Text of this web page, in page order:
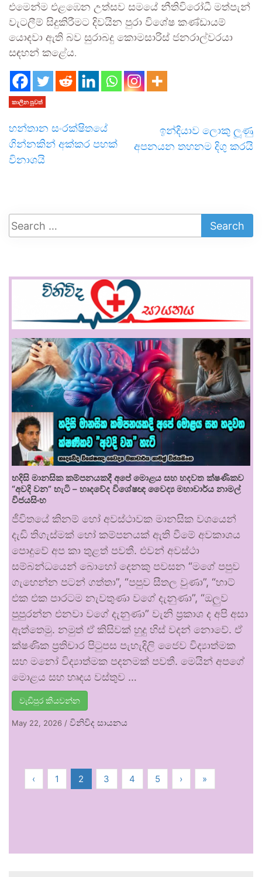
එමෙන්ම එළඹෙන උත්සව සමයේ නීතිවිරෝධී මත්පැන්
වැටලීම් සිදුකිරීමට දිවයින පුරා විශේෂ කණ්ඩායම්
යොදවා ඇති බව සුරාබදු කොමසාරිස් ජනරාල්වරයා
සඳහන් කළේය.
කාලීන පුවත්
හන්තාන සංරක්ෂිතයේ
ගින්නකින් අක්කර පහක්
විනාශයි
ඉන්දියාව ලොකු ලූණු
අපනයන තහනම දිගු කරයි
හදිසි මානසික කම්පනයකදී අපේ මොළය සහ හදවත ක්ෂණිකව
“අවදි වන” හැටි – හෘදවේද විශේෂඥ වෛද්‍ය මහාචාර්ය නාමල්
විජයසිංහ
ජීවිතයේ කිනම් හෝ අවස්ථාවක මානසික වශයෙන්
දැඩි තිගැස්මක් හෝ කම්පනයක් ඇති වීමේ අවකාශය
පොදුවේ අප කා තුළත් පවතී. එවන් අවස්ථා
සම්බන්ධයෙන් බොහෝ දෙනකු පවසන “මගේ පපුව
ගැහෙන්න පටන් ගත්තා”, “පපුව සීතල වුණා”, “හාට්
එක එක පාරටම නැවතුණා වගේ දැනුණා”, “ඔලුව
පුපුරන්න එනවා වගේ දැනුණා” වැනි ප්‍රකාශ ද අපි අසා
ඇත්තෙමු. නමුත් ඒ කිසිවක් හුදු හිස් වදන් නොවේ. ඒ
ක්ෂණික ප්‍රතිචාර පිටුපස පැහැදිලි ජෛව විද්‍යාත්මක
සහ මනෝ විද්‍යාත්මක පදනමක් පවතී. මෙයින් අපගේ
මොළය සහ හෘදය වස්තුව …
වැඩිපුර කියවන්න
May 22, 2026 / විනිවිද සායනය
‹ 1 2 3 4 5 › »